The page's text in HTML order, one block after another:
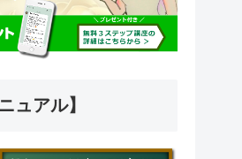
ュアル】